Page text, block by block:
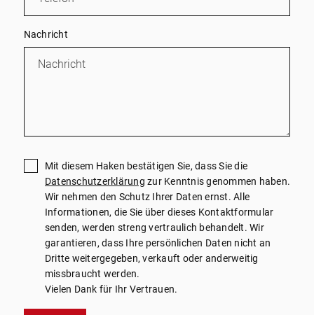
Nachricht
Mit diesem Haken bestätigen Sie, dass Sie die
Datenschutzerklärung zur Kenntnis genommen haben.
Wir nehmen den Schutz Ihrer Daten ernst. Alle
Informationen, die Sie über dieses Kontaktformular
senden, werden streng vertraulich behandelt. Wir
garantieren, dass Ihre persönlichen Daten nicht an
Dritte weitergegeben, verkauft oder anderweitig
missbraucht werden.
Vielen Dank für Ihr Vertrauen.